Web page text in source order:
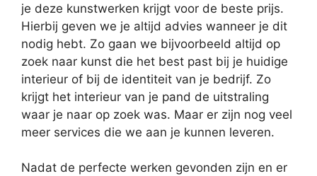
je deze kunstwerken krijgt voor de beste prijs.
Hierbij geven we je altijd advies wanneer je dit
nodig hebt. Zo gaan we bijvoorbeeld altijd op
zoek naar kunst die het best past bij je huidige
interieur of bij de identiteit van je bedrijf. Zo
krijgt het interieur van je pand de uitstraling
waar je naar op zoek was. Maar er zijn nog veel
meer services die we aan je kunnen leveren.
Nadat de perfecte werken gevonden zijn en er